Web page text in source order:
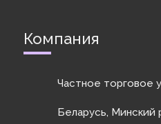
Компания
Частное торговое
Беларусь, Минский